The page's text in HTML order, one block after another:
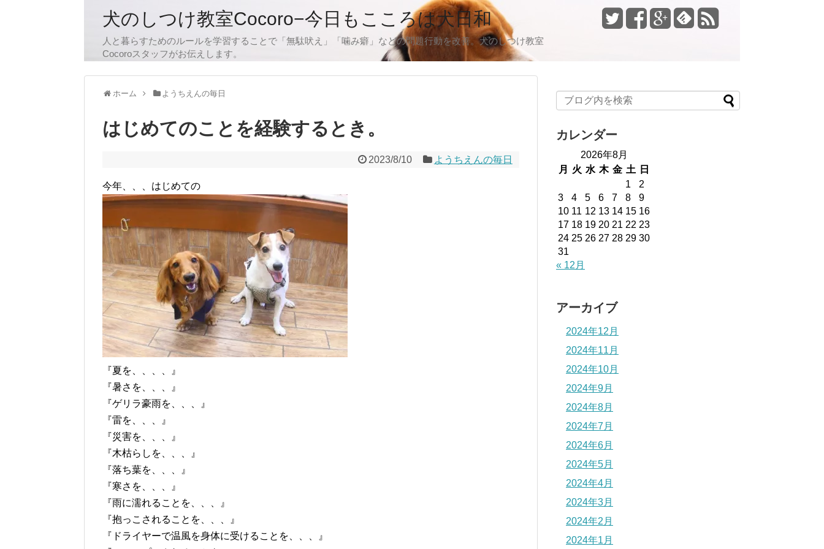
犬のしつけ教室Cocoro−今日もこころは犬日和
人と暮らすためのルールを学習することで「無駄吠え」「噛み癖」などの問題行動を改善。犬のしつけ教室
Cocoroスタッフがお伝えします。
ホーム ようちえんの毎日
はじめてのことを経験するとき。
2023/8/10 ようちえんの毎日
今年、、、はじめての
『夏を、、、、』
『暑さを、、、』
『ゲリラ豪雨を、、、』
『雷を、、、』
『災害を、、、』
『木枯らしを、、、』
『落ち葉を、、、』
『寒さを、、、』
『雨に濡れることを、、、』
『抱っこされることを、、、』
『ドライヤーで温風を身体に受けることを、、、』
カレンダー
2026年8月
月
火 水 木 金 土
日
1
2
3
4 5 6 7 8
9
10 11 12 13 14 15 16
17 18 19 20 21 22 23
24 25 26 27 28 29 30
31
« 12月
アーカイブ
2024年12月
2024年11月
2024年10月
2024年9月
2024年8月
2024年7月
2024年6月
2024年5月
2024年4月
2024年3月
2024年2月
2024年1月